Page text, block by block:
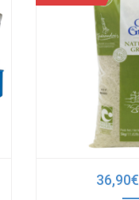
36,90€